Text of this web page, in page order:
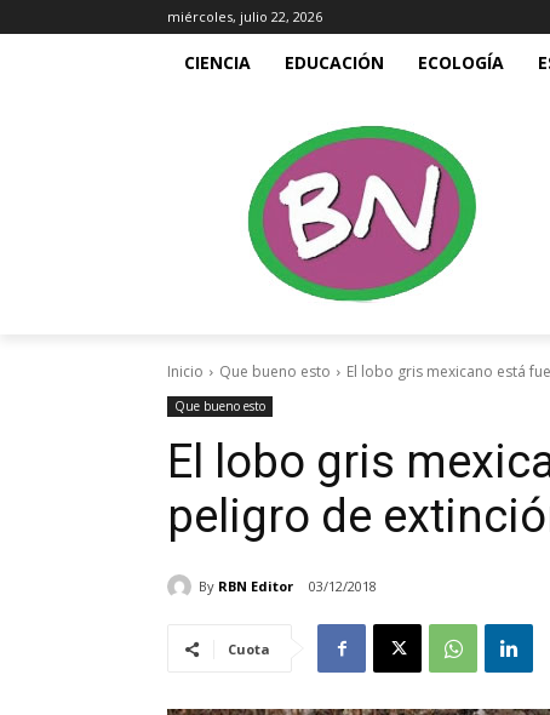
miércoles, julio 22, 2026
CIENCIA EDUCACIÓN ECOLOGÍA
Inicio Que bueno esto El lobo gris mexicano está
Que bueno esto
El lobo gris
peligro de
By RBN Editor 03/12/2018
Cuota